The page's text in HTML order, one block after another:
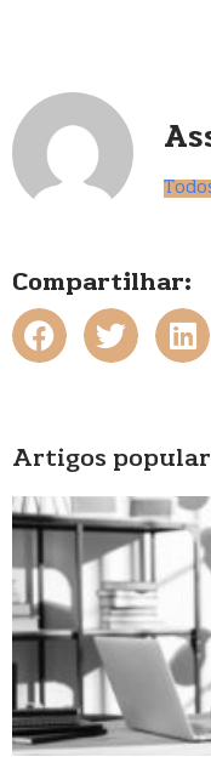
Compartilhar:
Artigos